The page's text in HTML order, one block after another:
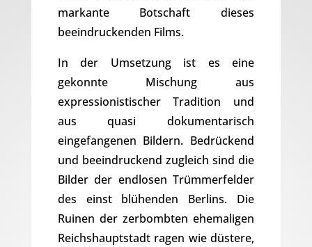
markante Botschaft dieses
beeindruckenden Films.
In der Umsetzung ist es eine
gekonnte Mischung aus
expressionistischer Tradition und
aus quasi dokumentarisch
eingefangenen Bildern. Bedrückend
und beeindruckend zugleich sind die
Bilder der endlosen Trümmerfelder
des einst blühenden Berlins. Die
Ruinen der zerbombten ehemaligen
Reichshauptstadt ragen wie düstere,